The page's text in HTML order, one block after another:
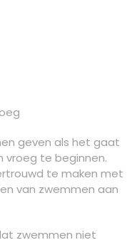
geven als het gaat
vroeg te beginnen.
te maken met
van zwemmen aan
zwemmen niet